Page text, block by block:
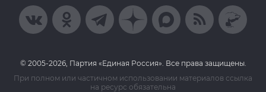
© 2005-2026, Партия «Единая Россия». Все права защищены.
При полном или частичном использовании материалов ссылка
на ресурс обязательна